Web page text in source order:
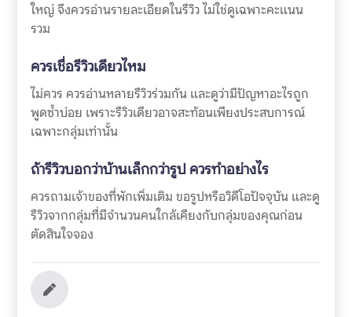
ใหญ่ จึงควรอ่านรายละเอียดในรีวิว ไม่ใช่ดูเฉพาะคะแนน
รวม
ควรเชื่อรีวิวเดียวไหม
ไม่ควร ควรอ่านหลายรีวิวร่วมกัน และดูว่ามีปัญหาอะไรถูก
พูดซ้ำบ่อย เพราะรีวิวเดียวอาจสะท้อนเพียงประสบการณ์
เฉพาะกลุ่มเท่านั้น
ถ้ารีวิวบอกว่าบ้านเล็กกว่ารูป ควรทำอย่างไร
ควรถามเจ้าของที่พักเพิ่มเติม ขอรูปหรือวิดีโอปัจจุบัน และดู
รีวิวจากกลุ่มที่มีจำนวนคนใกล้เคียงกับกลุ่มของคุณก่อน
ตัดสินใจจอง